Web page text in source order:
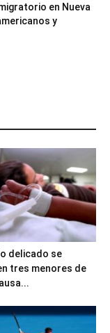
en Nueva
y
delicado se
tres menores de